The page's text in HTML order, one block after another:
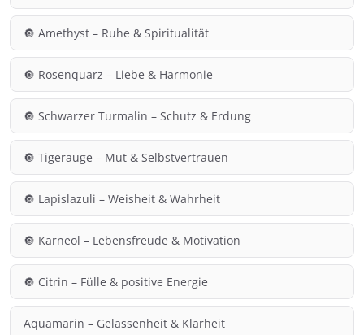
🔘 Amethyst – Ruhe & Spiritualität
🔘 Rosenquarz – Liebe & Harmonie
🔘 Schwarzer Turmalin – Schutz & Erdung
🔘 Tigerauge – Mut & Selbstvertrauen
🔘 Lapislazuli – Weisheit & Wahrheit
🔘 Karneol – Lebensfreude & Motivation
🔘 Citrin – Fülle & positive Energie
Aquamarin – Gelassenheit & Klarheit